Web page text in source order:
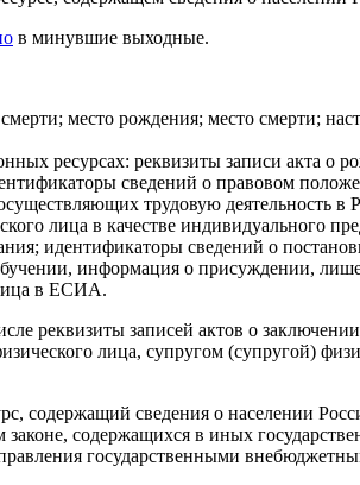
в минувшие выходные.
место рождения; место смерти;
ресурсах: реквизиты записи акта о
сведений о правовом
трудовую деятельность в
лица в качестве индивидуального
идентификаторы сведений о
информация о присуждении,
в ЕСИА.
реквизиты записей актов о
лица, супругом (супругой)
содержащий сведения о населении
содержащихся в иных
государственными